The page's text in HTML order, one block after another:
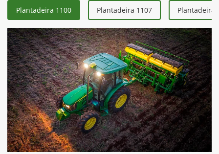
Plantadeira 1100 Plantadeira 1107 Plantadeira